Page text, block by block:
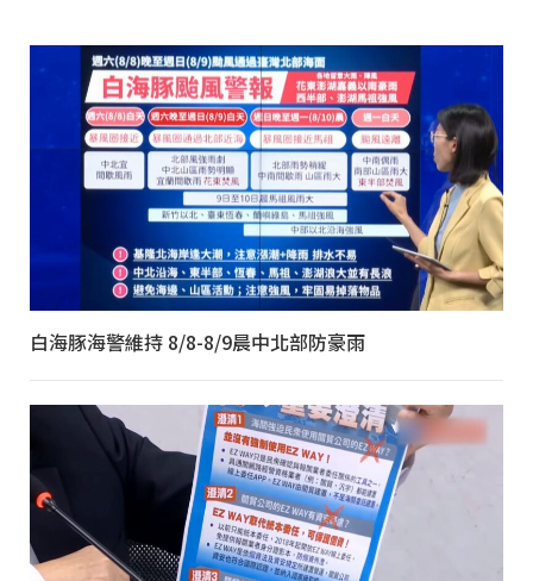
白海豚海警維持 8/8-8/9晨中北部防豪雨